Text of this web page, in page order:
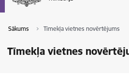
Sākums Tīmekļa vietnes novērtējums
Tīmekļa vietnes